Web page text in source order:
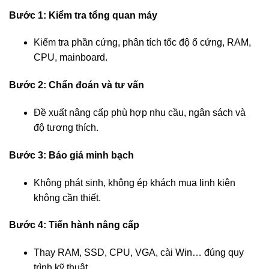
Bước 1: Kiểm tra tổng quan máy
Kiểm tra phần cứng, phân tích tốc độ ổ cứng, RAM,
CPU, mainboard.
Bước 2: Chẩn đoán và tư vấn
Đề xuất nâng cấp phù hợp nhu cầu, ngân sách và
độ tương thích.
Bước 3: Báo giá minh bạch
Không phát sinh, không ép khách mua linh kiện
không cần thiết.
Bước 4: Tiến hành nâng cấp
Thay RAM, SSD, CPU, VGA, cài Win… đúng quy